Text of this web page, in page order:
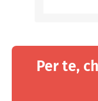
Per te,